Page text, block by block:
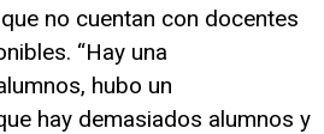
no cuentan con docentes
“Hay una
hubo un
hay demasiados alumnos y